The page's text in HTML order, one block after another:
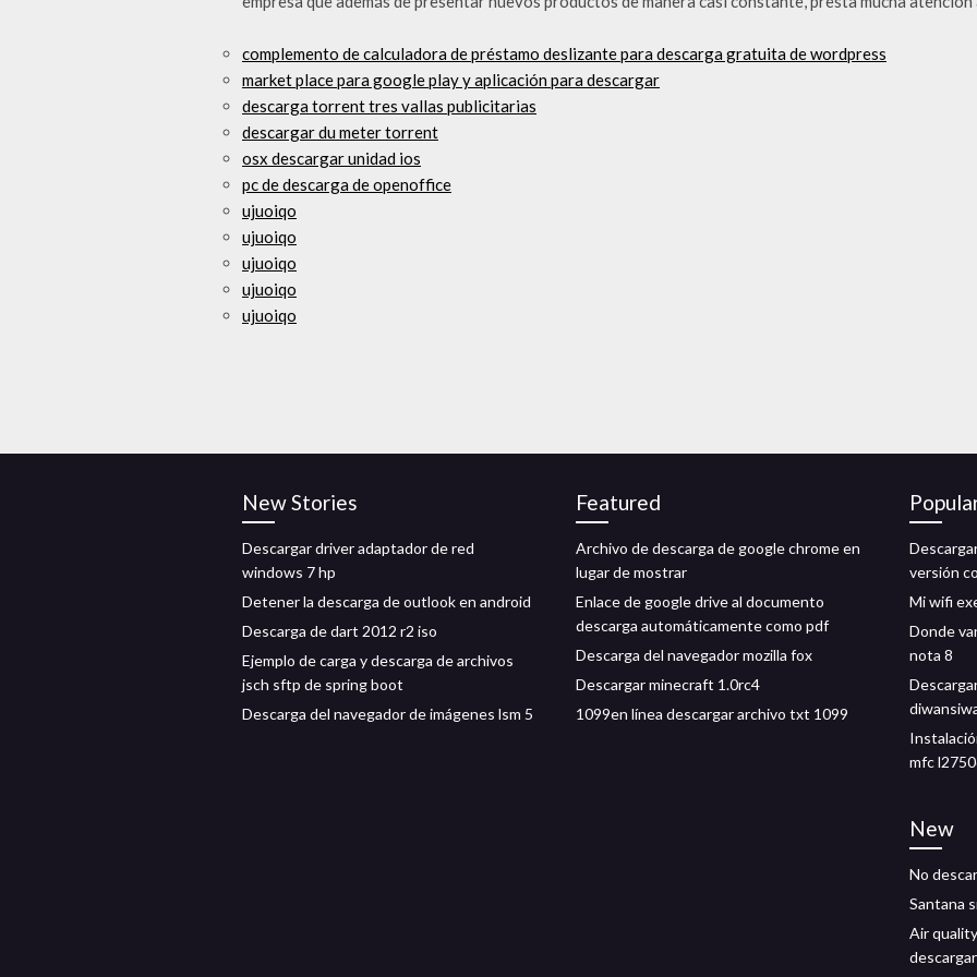
complemento de calculadora de préstamo deslizante para descarga gratuita de wordpress
market place para google play y aplicación para descargar
descarga torrent tres vallas publicitarias
descargar du meter torrent
osx descargar unidad ios
pc de descarga de openoffice
ujuoiqo
ujuoiqo
ujuoiqo
ujuoiqo
ujuoiqo
New Stories
Descargar driver adaptador de red
windows 7 hp
Detener la descarga de outlook en android
Descarga de dart 2012 r2 iso
Ejemplo de carga y descarga de archivos
jsch sftp de spring boot
Descarga del navegador de imágenes lsm 5
Featured
Archivo de descarga de google chrome en
lugar de mostrar
Enlace de google drive al documento
descarga automáticamente como pdf
Descarga del navegador mozilla fox
Descargar minecraft 1.0rc4
1099en línea descargar archivo txt 1099
versión
Mi wifi
Donde
nota 8
mfc
New
No
Santana
Air
descargar